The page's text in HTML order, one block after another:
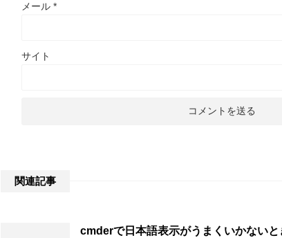
メール *
サイト
関連記事
cmderで日本語表示がうまくいかないと